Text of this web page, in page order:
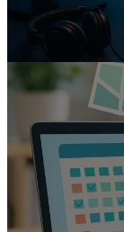
バ
ン